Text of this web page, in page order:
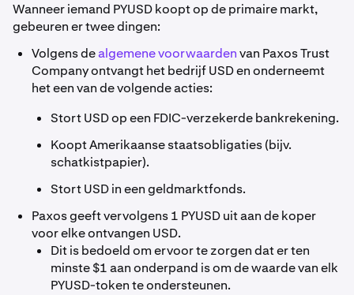
Wanneer iemand PYUSD koopt op de primaire markt,
gebeuren er twee dingen:
Volgens dealgemene voorwaardenvan Paxos Trust
Company ontvangt het bedrijf USD en onderneemt
het een van de volgende acties:
Stort USD op een FDIC-verzekerde bankrekening.
Koopt Amerikaanse staatsobligaties (bijv.
schatkistpapier).
Stort USD in een geldmarktfonds.
Paxos geeft vervolgens 1 PYUSD uit aan de koper
voor elke ontvangen USD.
Dit is bedoeld om ervoor te zorgen dat er ten
minste $1 aan onderpand is om de waarde van elk
PYUSD-token te ondersteunen.